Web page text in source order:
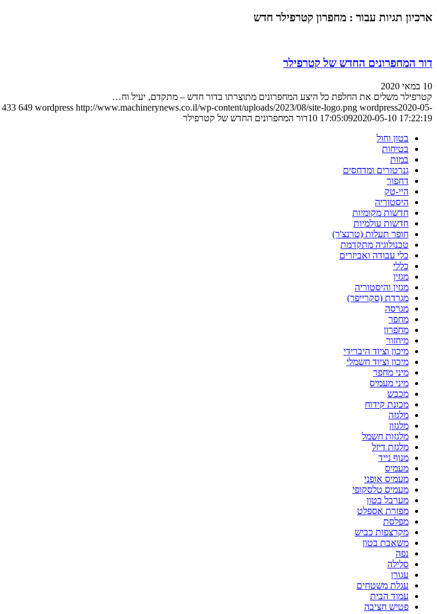
ארכיון תגיות עבור : מחפרון קטרפילר חדש
דור המחפרונים החדש של קטרפילר
10 במאי 2020
קטרפילר משלים את החלפת כל היצע המחפרונים מתוצרתו בדור חדש – מתקדם, יעיל וח…
433 649 wordpress http://www.machinerynews.co.il/wp-content/uploads/2023/08/site-logo.png wordpress2020-05-
10 17:05:092020-05-10 17:22:19
דור המחפרונים החדש של קטרפילר
בטון וחול
בטיחות
במות
גנרטורים ומדחסים
דחפור
היי-טק
היסטוריה
חדשות מקומיות
חדשות עולמיות
חופר תעלות (טרנצ'ר)
טכנולוגיה מתקדמת
כלי עבודה ואביזרים
כללי
מגזין
מגזין והיסטוריה
מגרדת (סקרייפר)
מגרסה
מחפר
מחפרון
מיחזור
מיכון וציוד היברידי
מיכון וציוד חשמלי
מיני מחפר
מיני מעמיס
מכבש
מכונת קידוח
מלגזה
מלגזון
מלגזות חשמל
מלגזת דיזל
מנוף נייד
מעמיס
מעמיס אופני
מעמיס טלסקופי
מערבל בטון
מפזרת אספלט
מפלסת
מקרצפות כביש
משאבת בטון
נפה
סלילה
עגורן
עגלת משטחים
עמוד הבית
פטיש חציבה